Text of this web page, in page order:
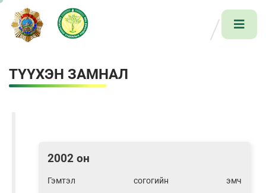
ТҮҮХЭН ЗАМНАЛ
2002 он
Гэмтэл согогийн эмч